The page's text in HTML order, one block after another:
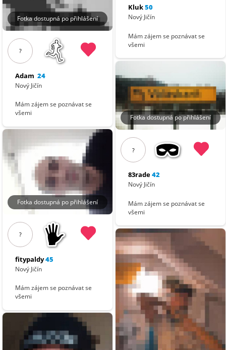
Fotka dostupná po přihlášení
?
Adam 24
Nový Jičín
Mám zájem se poznávat se
všemi
Fotka dostupná po přihlášení
?
fitypaldy45
Nový Jičín
Mám zájem se poznávat se
všemi
Kluk50
Nový Jičín
Mám zájem se poznávat se
všemi
Fotka dostupná po přihlášení
?
83rade42
Nový Jičín
Mám zájem se poznávat se
všemi